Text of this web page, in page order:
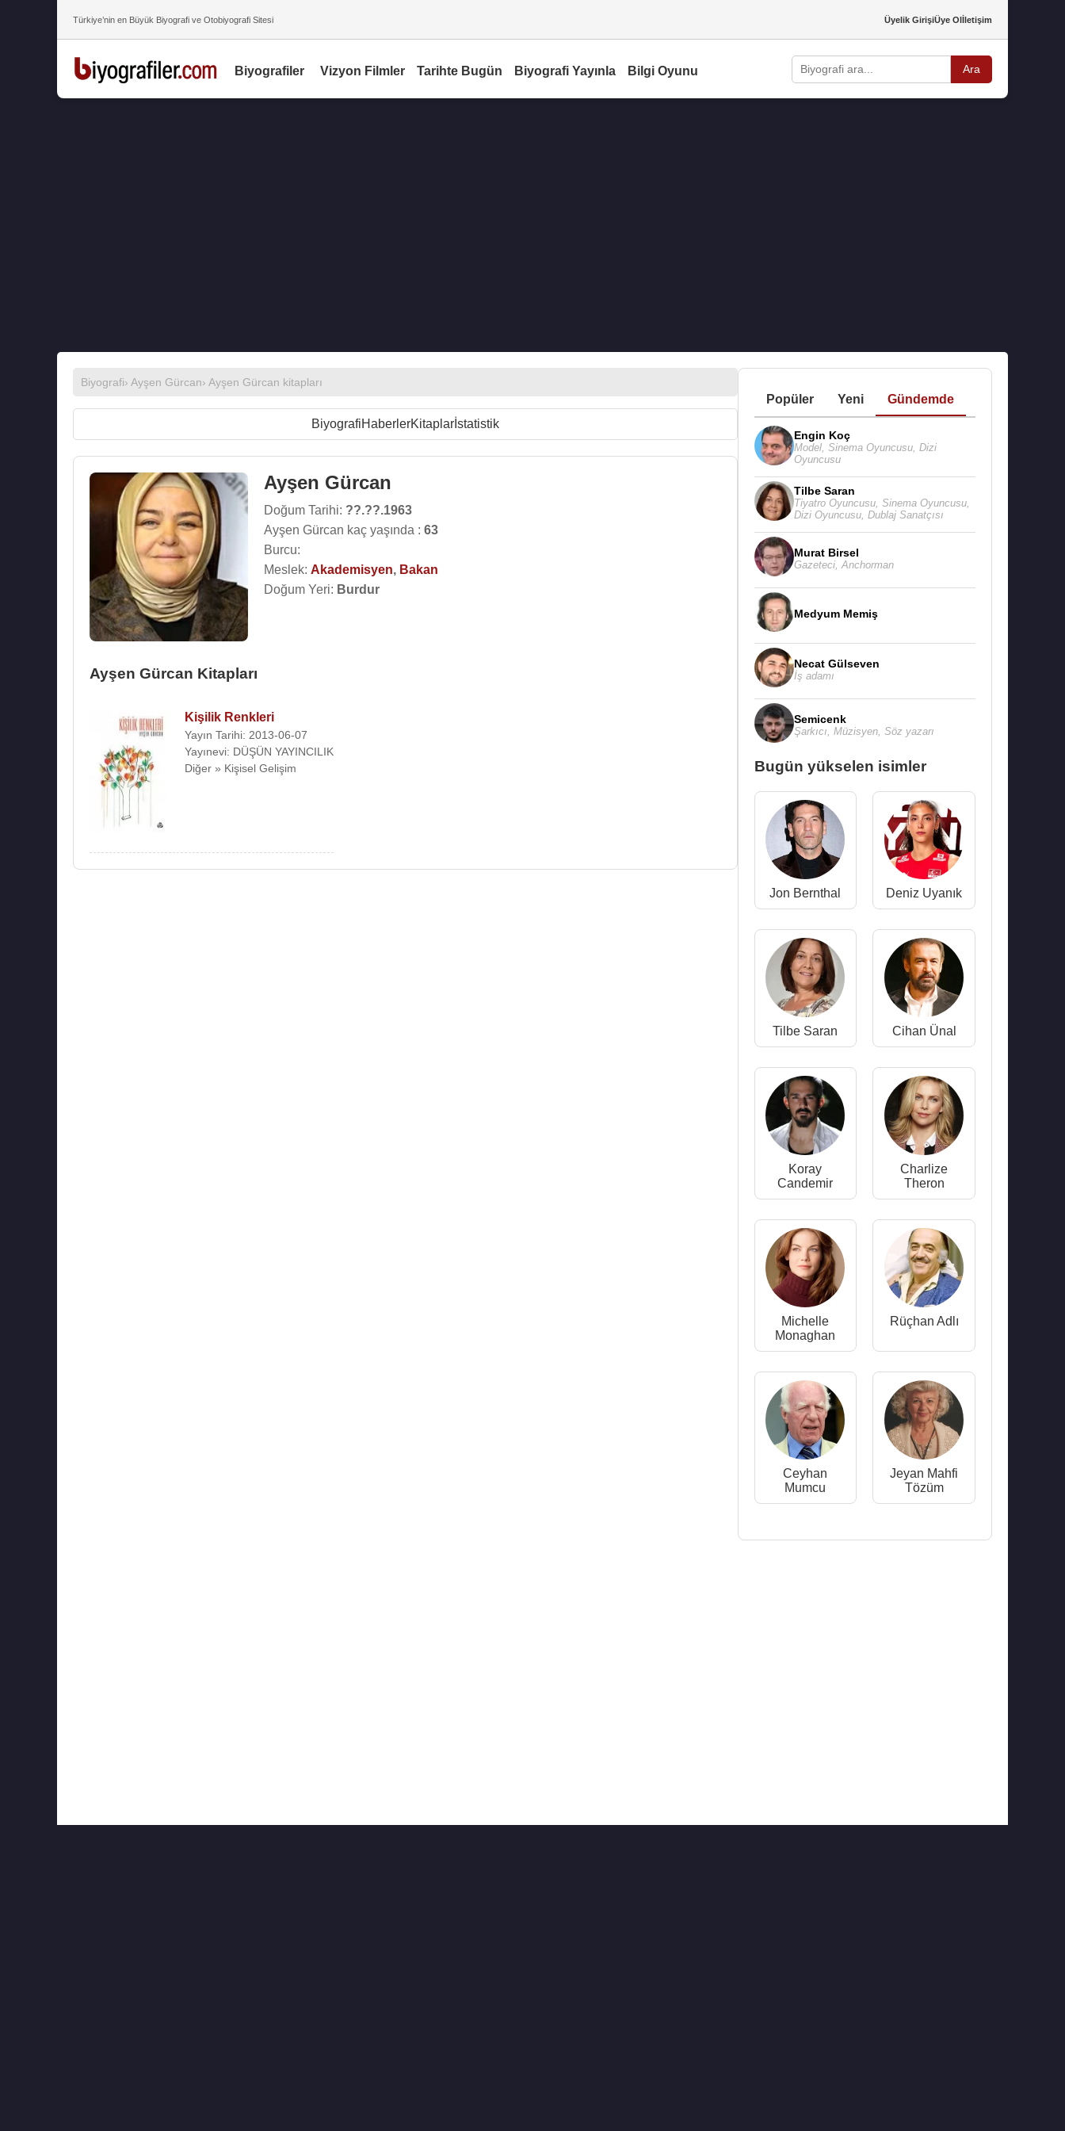
Türkiye’nin en Büyük Biyografi ve Otobiyografi Sitesi Üyelik GirişiÜye Olİletişim
Biyografiler Vizyon Filmler Tarihte Bugün Biyografi Yayınla Bilgi Oyunu Ara
Biyografi› Ayşen Gürcan› Ayşen Gürcan kitapları
BiyografiHaberlerKitaplarİstatistik
Ayşen Gürcan
Doğum Tarihi: ??.??.1963
Ayşen Gürcan kaç yaşında : 63
Burcu:
Meslek: Akademisyen, Bakan
Doğum Yeri: Burdur
Ayşen Gürcan Kitapları
Kişilik Renkleri
Yayın Tarihi: 2013-06-07
Yayınevi: DÜŞÜN YAYINCILIK
Diğer » Kişisel Gelişim
Popüler Yeni Gündemde
Engin Koç
Model, Sinema Oyuncusu, Dizi
Oyuncusu
Tilbe Saran
Tiyatro Oyuncusu, Sinema Oyuncusu,
Dizi Oyuncusu, Dublaj Sanatçısı
Murat Birsel
Gazeteci, Anchorman
Medyum Memiş
Necat Gülseven
İş adamı
Semicenk
Şarkıcı Müzisyen, Söz yazarı
Bugün yükselen isimler
Jon Bernthal Deniz Uyanık
Tilbe Saran Cihan Ünal
Koray
Candemir
Charlize
Theron
Michelle
Monaghan
Rüçhan Adlı
Ceyhan
Mumcu
Jeyan Mahfi
Tözüm